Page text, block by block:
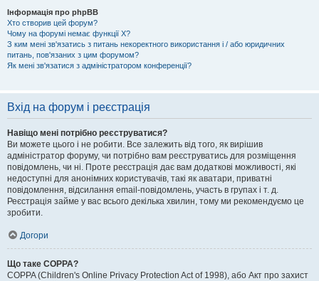
Інформація про phpBB
Хто створив цей форум?
Чому на форумі немає функції X?
З ким мені зв'язатись з питань некоректного використання і / або юридичних
питань, пов'язаних з цим форумом?
Як мені зв'язатися з адміністратором конференції?
Вхід на форум і реєстрація
Навіщо мені потрібно реєструватися?
Ви можете цього і не робити. Все залежить від того, як вирішив
адміністратор форуму, чи потрібно вам реєструватись для розміщення
повідомлень, чи ні. Проте реєстрація дає вам додаткові можливості, які
недоступні для анонімних користувачів, такі як аватари, приватні
повідомлення, відсилання email-повідомлень, участь в групах і т. д.
Реєстрація займе у вас всього декілька хвилин, тому ми рекомендуємо це
зробити.
Догори
Що таке COPPA?
COPPA (Children's Online Privacy Protection Act of 1998), або Акт про захист